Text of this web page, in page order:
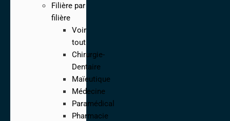
Filière par
filière
Voir
tout
Chirurgie-
Dentaire
Maïeutique
Médecine
Paramédical
Pharmacie